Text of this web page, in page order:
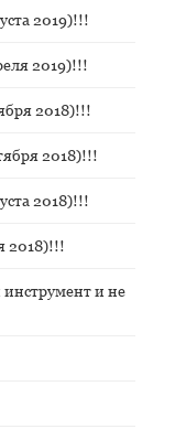
2019)!!!
2019)!!!
2018)!!!
2018)!!!
2018)!!!
2018)!!!
и не